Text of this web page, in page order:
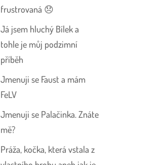
frustrovaná 😞
Já jsem hluchý Bílek a
tohle je můj podzimní
příběh
Jmenuji se Faust a mám
FeLV
Jmenuji se Palačinka. Znáte
mě?
Práža, kočka, která vstala z